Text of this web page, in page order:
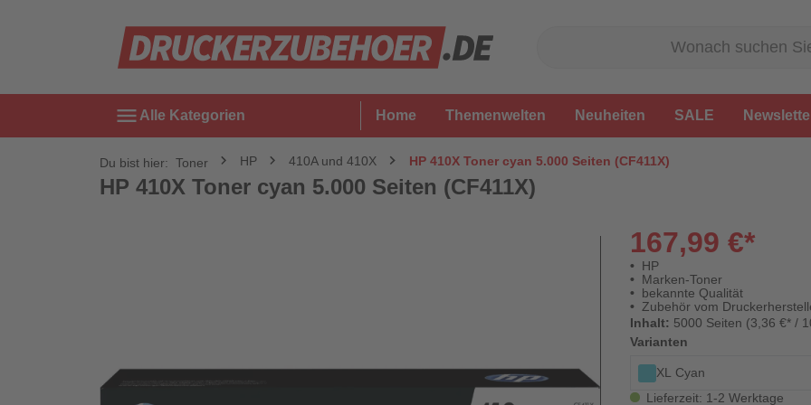
menu Alle Kategorien Home Themenwelten Neuheiten SALE
Du bist hier: Toner HP 410A und 410X HP 410X Toner cyan 5.000 Seiten (CF411X)
HP 410X Toner cyan 5.000 Seiten (CF411X)
167,99 €*
HP
Marken-Toner
bekannte Qualität
Zubehör vom
Inhalt: 5000 Seiten (3,36 €* /
Varianten
XL Cyan
Lieferzeit: 1-2 Werktage